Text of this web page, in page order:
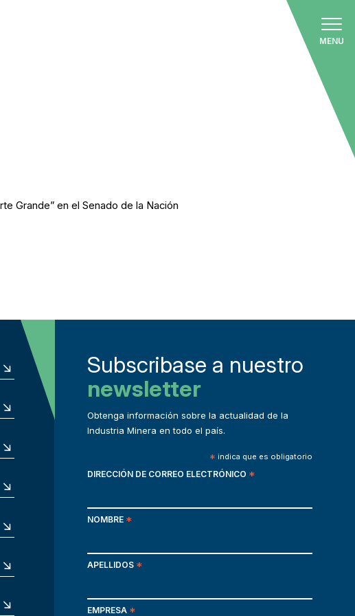
MENU
Grande” en el Senado de la Nación
Subscribase a nuestro
newsletter
Obtenga información sobre la actualidad de la
Industria Minera en todo el país.
* indica que es obligatorio
DIRECCIÓN DE CORREO ELECTRÓNICO *
NOMBRE *
APELLIDOS *
EMPRESA *